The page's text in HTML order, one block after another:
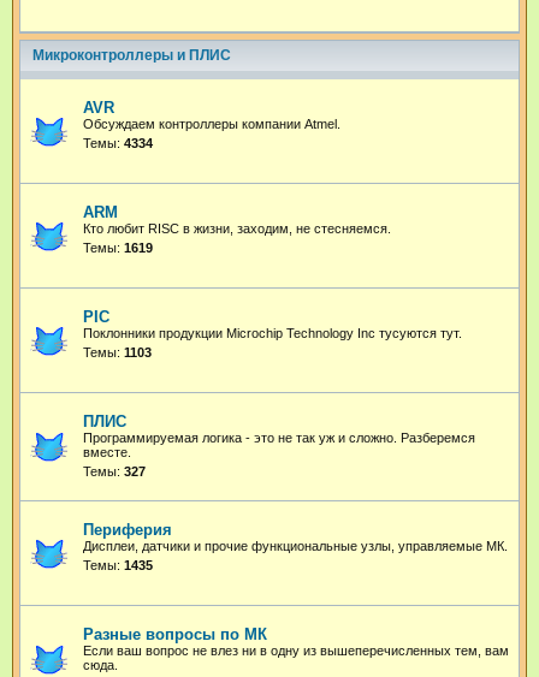
Микроконтроллеры и ПЛИС
AVR
Обсуждаем контроллеры компании Atmel.
Темы: 4334
ARM
Кто любит RISC в жизни, заходим, не стесняемся.
Темы: 1619
PIC
Поклонники продукции Microchip Technology Inc тусуются тут.
Темы: 1103
ПЛИС
Программируемая логика - это не так уж и сложно. Разберемся
вместе.
Темы: 327
Периферия
Дисплеи, датчики и прочие функциональные узлы, управляемые МК.
Темы: 1435
Разные вопросы по МК
Если ваш вопрос не влез ни в одну из вышеперечисленных тем, вам
сюда.